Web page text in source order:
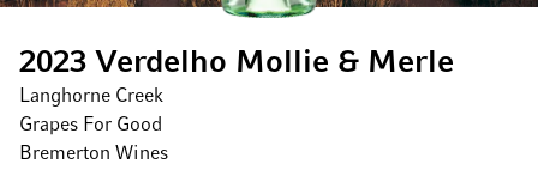
2023 Verdelho Mollie & Merle
Langhorne Creek
Grapes For Good
Bremerton Wines